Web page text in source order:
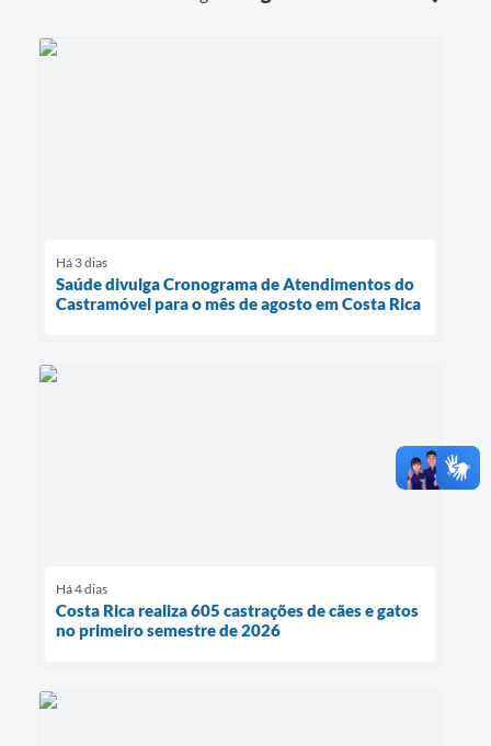
Há 3 dias
Saúde divulga Cronograma de Atendimentos do
Castramóvel para o mês de agosto em Costa Rica
Há 4 dias
Costa Rica realiza 605 castrações de cães e gatos
no primeiro semestre de 2026